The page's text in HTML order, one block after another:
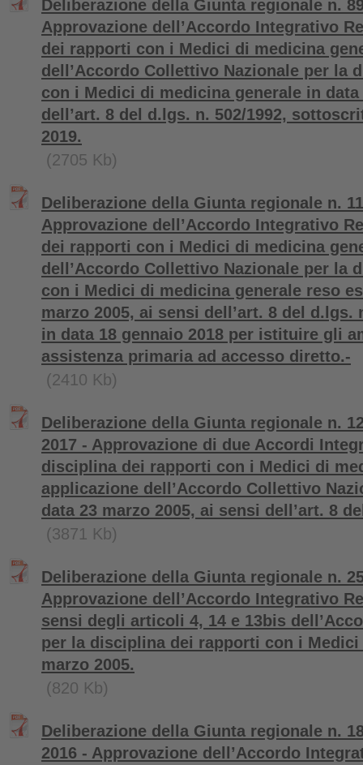
Deliberazione della Giunta regionale n.
Approvazione dell’Accordo Integrativo
dei rapporti con i Medici di medicina
dell’Accordo Collettivo Nazionale per la
con i Medici di medicina generale in data
dell’art. 8 del d.lgs. n. 502/1992,
2019.
(2705 Kb)
Deliberazione della Giunta regionale n.
Approvazione dell’Accordo Integrativo
dei rapporti con i Medici di medicina
dell’Accordo Collettivo Nazionale per la
con i Medici di medicina generale reso
marzo 2005, ai sensi dell’art. 8 del
in data 18 gennaio 2018 per istituire gli
assistenza primaria ad accesso diretto.-
(2410 Kb)
Deliberazione della Giunta regionale n.
2017 - Approvazione di due Accordi
disciplina dei rapporti con i Medici di
applicazione dell’Accordo Collettivo
data 23 marzo 2005, ai sensi dell’art. 8
(3871 Kb)
Deliberazione della Giunta regionale n.
Approvazione dell’Accordo Integrativo
sensi degli articoli 4, 14 e 13bis
per la disciplina dei rapporti con i Medici
marzo 2005.
(820 Kb)
Deliberazione della Giunta regionale n.
2016 - Approvazione dell’Accordo